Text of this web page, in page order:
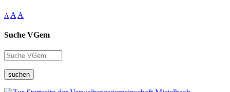
A A A
Suche VGem
suchen